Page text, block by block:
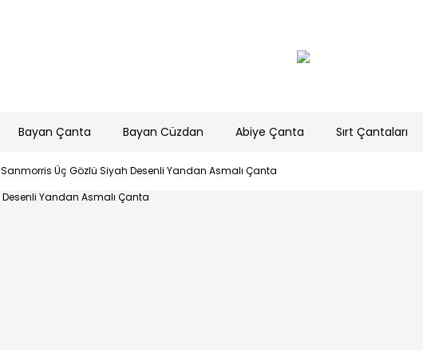
Bayan Çanta Bayan Cüzdan Abiye Çanta Sırt Çantaları
Sanmorris Üç Gözlü Siyah Desenli Yandan Asmalı Çanta